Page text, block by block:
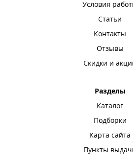
Условия
Статьи
Контакты
Отзывы
Скидки и
Разделы
Каталог
Подборки
Карта сайта
Пункты